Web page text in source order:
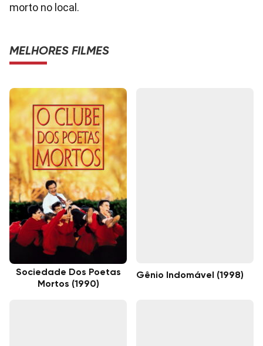
morto no local.
MELHORES FILMES
Sociedade Dos Poetas
Mortos (1990)
Gênio Indomável (1998)